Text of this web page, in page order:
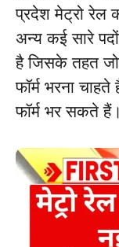
प्रदेश मेट्रो रेल
अन्य कई सारे
है जिसके तहत जो
फॉर्म भरना
फॉर्म भर सकते